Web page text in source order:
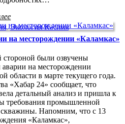
,Экология Каспия
на месторождении «Каламкас»
стороной были озвучены
на месторождении
области в марте текущего года.
«Хабар 24» сообщает, что
детальный анализ и пришла к
требования промышленной
скважины. Напомним, что с 13
«Каламкас»,